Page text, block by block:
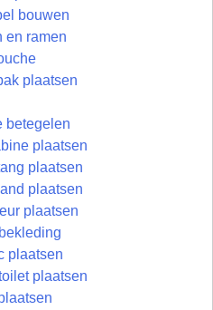
bouwen
en ramen
plaatsen
betegelen
plaatsen
plaatsen
plaatsen
plaatsen
plaatsen
plaatsen